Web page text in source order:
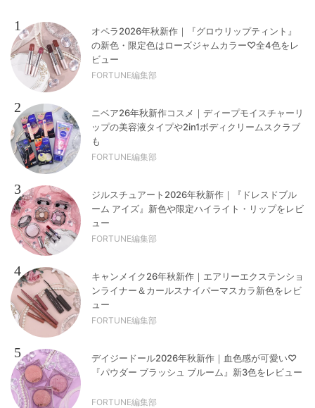
1
オペラ2026年秋新作｜『グロウリップティント』
の新色・限定色はローズジャムカラー♡全4色をレ
ビュー
FORTUNE編集部
2
ニベア26年秋新作コスメ｜ディープモイスチャーリ
ップの美容液タイプや2in1ボディクリームスクラブ
も
FORTUNE編集部
3
ジルスチュアート2026年秋新作｜『ドレスドブル
ーム アイズ』新色や限定ハイライト・リップをレビ
ュー
FORTUNE編集部
4
キャンメイク26年秋新作｜エアリーエクステンショ
ンライナー＆カールスナイパーマスカラ新色をレビ
ュー
FORTUNE編集部
5
デイジードール2026年秋新作｜血色感が可愛い♡
『パウダー ブラッシュ ブルーム』新3色をレビュー
FORTUNE編集部